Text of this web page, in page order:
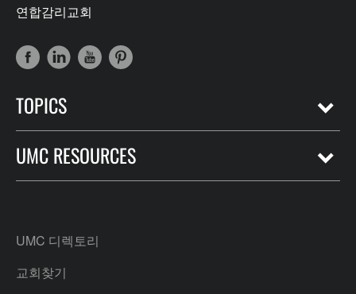
연합감리교회
TOPICS
UMC RESOURCES
UMC 디렉토리
교회찾기